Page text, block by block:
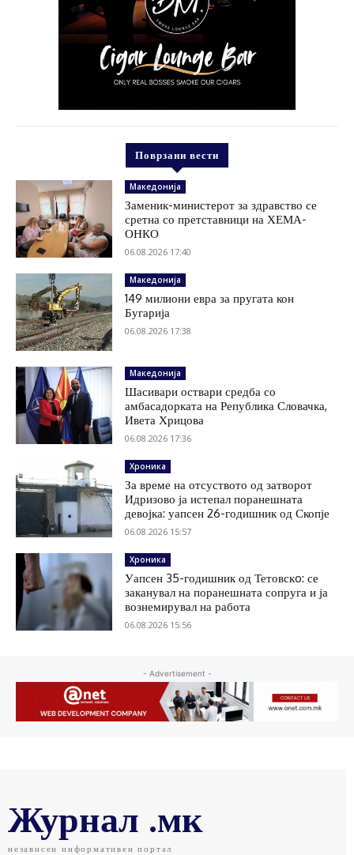
Поврзани вести
Македонија
Заменик-министерот за здравство се
сретна со претставници на ХЕМА-
ОНКО
06.08.2026 17:40
Македонија
149 милиони евра за пругата кон
Бугарија
06.08.2026 17:38
Македонија
Шасивари оствари средба со
амбасадорката на Република Словачка,
Ивета Хрицова
06.08.2026 17:36
Хроника
За време на отсуството од затворот
Идризово ја истепал поранешната
девојка: уапсен 26-годишник од Скопје
06.08.2026 15:57
Хроника
Уапсен 35-годишник од Тетовскo: се
заканувал на поранешната сопруга и ја
вознемирувал на работа
06.08.2026 15:56
- Advertisement -
Журнал .мк
независен информативен портал